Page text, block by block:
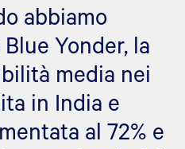
abbiamo
Yonder, la
media nei
in India e
al 72% e